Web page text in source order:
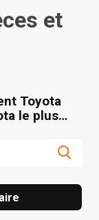
et
Toyota
le plus